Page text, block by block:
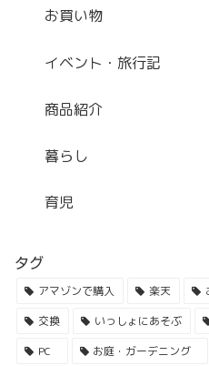
お買い物
イベント・旅行記
商品紹介
暮らし
育児
タグ
アマゾンで購入 楽天
交換
いっしょにあそぶ
PC
お庭・ガーデニング